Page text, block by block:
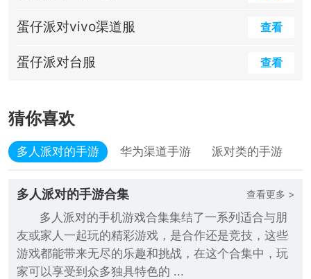
蛋仔派对vivo渠道服 查看
蛋仔派对台服 查看
猜你喜欢
多人派对的手游 华为渠道手游 派对类的手游
多人派对的手游合集 查看更多 >
多人派对的手机游戏合集集结了一系列适合与朋
友或家人一起玩的精彩游戏，是合作还是竞技，这些
游戏都能带来无尽的乐趣和挑战，在这个合集中，玩
家可以享受到众多独具特色的 ...